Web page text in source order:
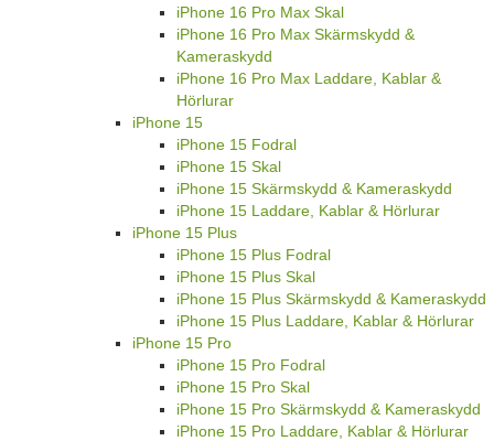
iPhone 16 Pro Max Skal
iPhone 16 Pro Max Skärmskydd &
Kameraskydd
iPhone 16 Pro Max Laddare, Kablar &
Hörlurar
iPhone 15
iPhone 15 Fodral
iPhone 15 Skal
iPhone 15 Skärmskydd & Kameraskydd
iPhone 15 Laddare, Kablar & Hörlurar
iPhone 15 Plus
iPhone 15 Plus Fodral
iPhone 15 Plus Skal
iPhone 15 Plus Skärmskydd & Kameraskydd
iPhone 15 Plus Laddare, Kablar & Hörlurar
iPhone 15 Pro
iPhone 15 Pro Fodral
iPhone 15 Pro Skal
iPhone 15 Pro Skärmskydd & Kameraskydd
iPhone 15 Pro Laddare, Kablar & Hörlurar